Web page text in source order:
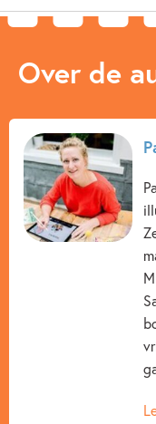
Aantal pagina's: 14
Verschijningsdatum:
Kenmerken van dit
Dieren & natuur
Peuterboeken
Pauline Baartmans
Over de